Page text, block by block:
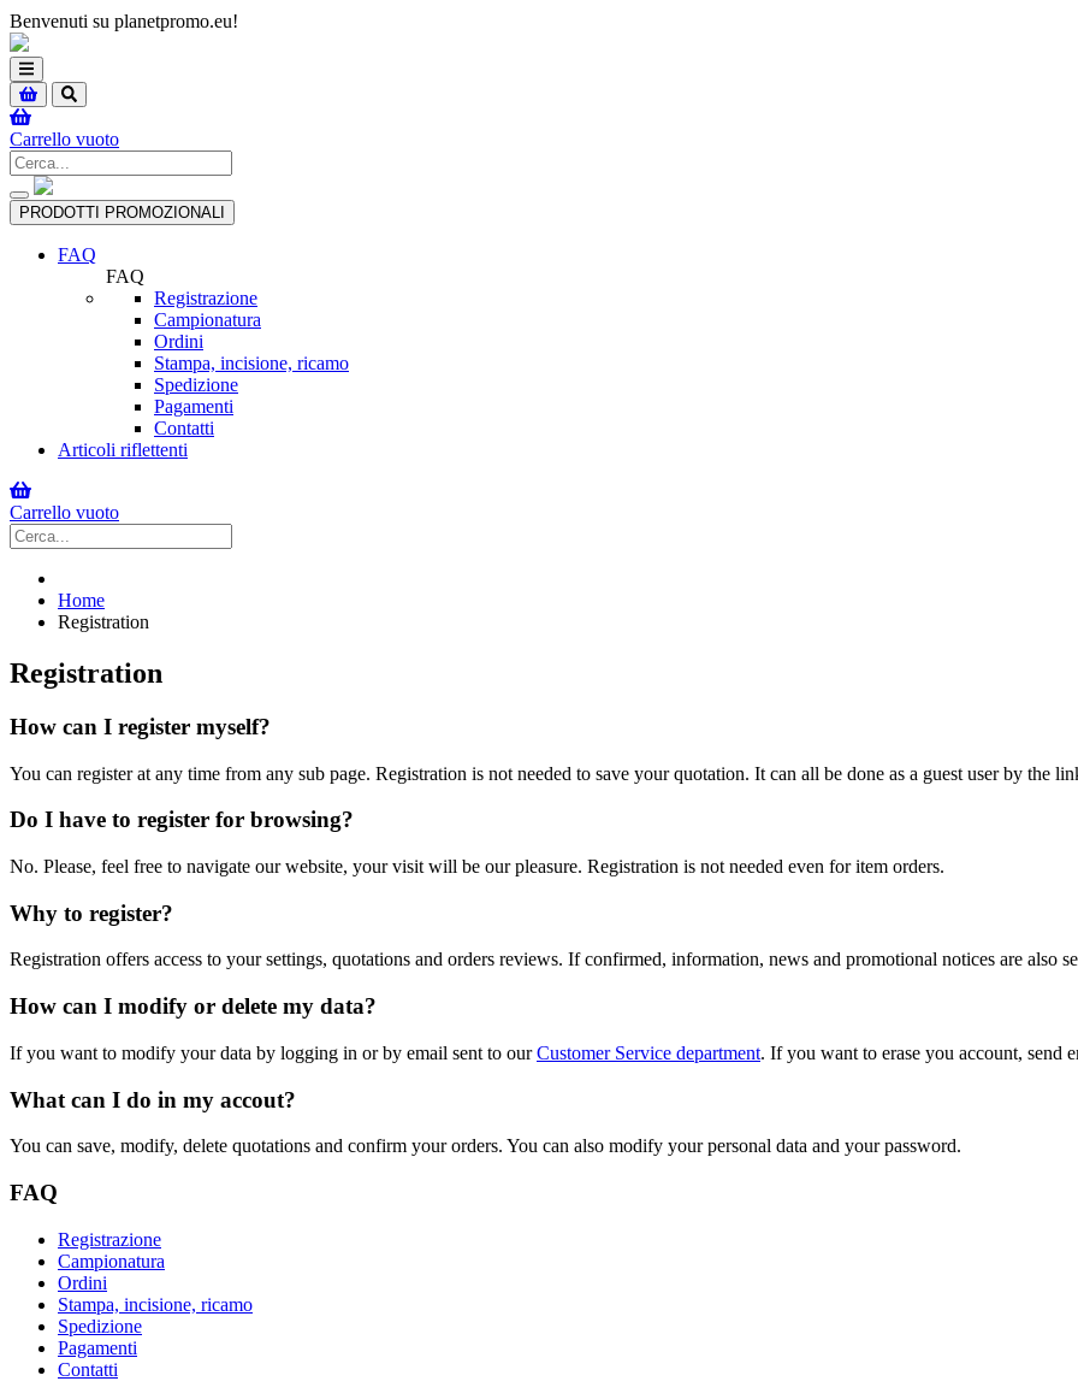
Benvenuti su planetpromo.eu!
Toggle
navigation
Carrello vuoto
Toggle
navigation
PRODOTTI PROMOZIONALI
FAQ
FAQ
Registrazione
Campionatura
Ordini
Stampa, incisione, ricamo
Spedizione
Pagamenti
Contatti
Articoli riflettenti
Carrello vuoto
Home
Registration
Registration
How can I register myself?
You can register at any time from any sub page. Registration is not needed to save your quotation. It can all be done as a guest user by the
Do I have to register for browsing?
No. Please, feel free to navigate our website, your visit will be our pleasure. Registration is not needed even for item orders.
Why to register?
Registration offers access to your settings, quotations and orders reviews. If confirmed, information, news and promotional notices are also
How can I modify or delete my data?
If you want to modify your data by logging in or by email sent to ourCustomer Service department. If you want to erase you account, send
What can I do in my accout?
You can save, modify, delete quotations and confirm your orders. You can also modify your personal data and your password.
FAQ
Registrazione
Campionatura
Ordini
Stampa, incisione, ricamo
Spedizione
Pagamenti
Contatti